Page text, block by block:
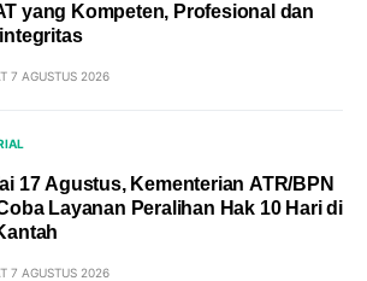
yang Kompeten, Profesional dan
7 AGUSTUS 2026
17 Agustus, Kementerian ATR/BPN
Layanan Peralihan Hak 10 Hari di
7 AGUSTUS 2026